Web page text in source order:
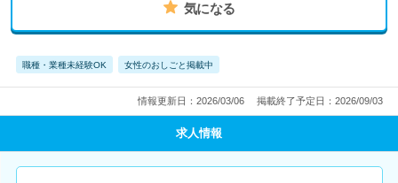
気になる
職種・業種未経験OK 女性のおしごと掲載中
情報更新日：2026/03/06 掲載終了予定日：2026/09/03
求人情報